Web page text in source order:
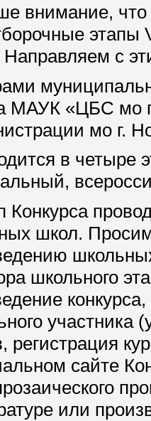
что в
этапы
Направляем с
МАУК «ЦБС мо
мо г.
в четыре
школ.
школьного
регистрация
сайте
или